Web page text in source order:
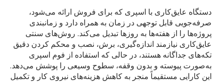
دستگاه عایق‌کاری با اسپری که برای فروش ارائه می‌شود،
صرفه‌جویی قابل توجهی در زمان به همراه دارد و زمانبندی
پروژه‌ها را از هفته‌ها به روزها تبدیل می‌کند. روش‌های سنتی
عایق‌کاری نیازمند اندازه‌گیری، برش، نصب و محکم کردن دقیق
تکه‌های جداگانه هستند، در حالی که استفاده از فوم اسپری
به‌صورت پیوسته و بدون وقفه، سطوح وسیعی را پوشش می‌دهد.
این کارایی مستقیماً منجر به کاهش هزینه‌های نیروی کار و تکمیل